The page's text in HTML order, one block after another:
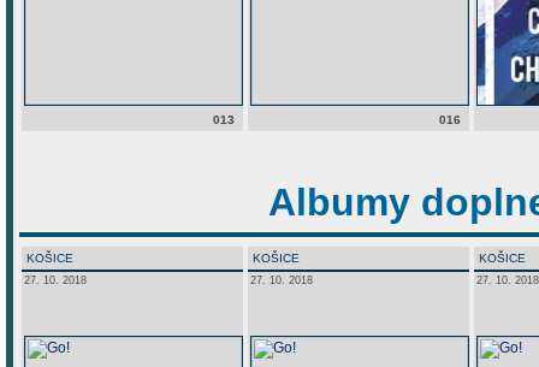
013 016
Albumy
KOŠICE
27. 10. 2018
KOŠICE
27. 10. 2018
KOŠICE
27. 10. 2018